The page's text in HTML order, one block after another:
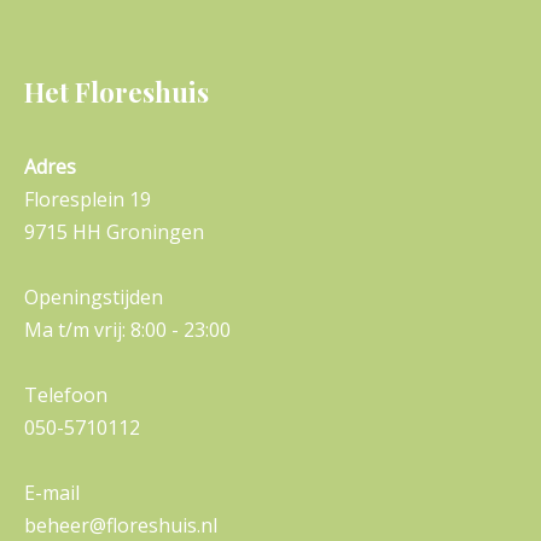
Het Floreshuis
Adres
Floresplein 19
9715 HH Groningen
Openingstijden
Ma t/m vrij: 8:00 - 23:00
Telefoon
050-5710112
E-mail
beheer@floreshuis.nl